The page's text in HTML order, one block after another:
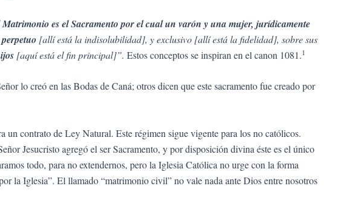
es el Sacramento por el cual un varón y una mujer, jurídicamente
[allí está la indisolubilidad], y exclusivo [allí está la fidelidad], sobre sus
[aquí está el fin principal]”. Estos conceptos se inspiran en el canon 1081.1
lo creó en las Bodas de Caná; otros dicen que este sacramento fue creado por
un contrato de Ley Natural. Este régimen sigue vigente para los no católicos.
Jesucristo agregó el ser Sacramento, y por disposición divina éste es el único
todo, para no extendernos, pero la Iglesia Católica no urge con la forma
la Iglesia”. El llamado “matrimonio civil” no vale nada ante Dios entre nosotros